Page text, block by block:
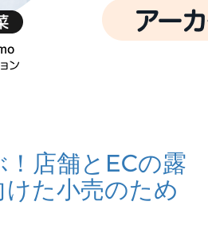
店舗とECの露
た小売のため